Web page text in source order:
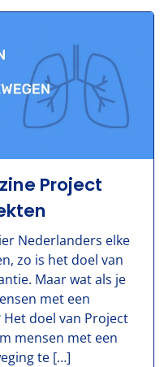
Project
Nederlanders elke
zo is het doel van
Maar wat als je
met een
doel van Project
mensen met een
te […]